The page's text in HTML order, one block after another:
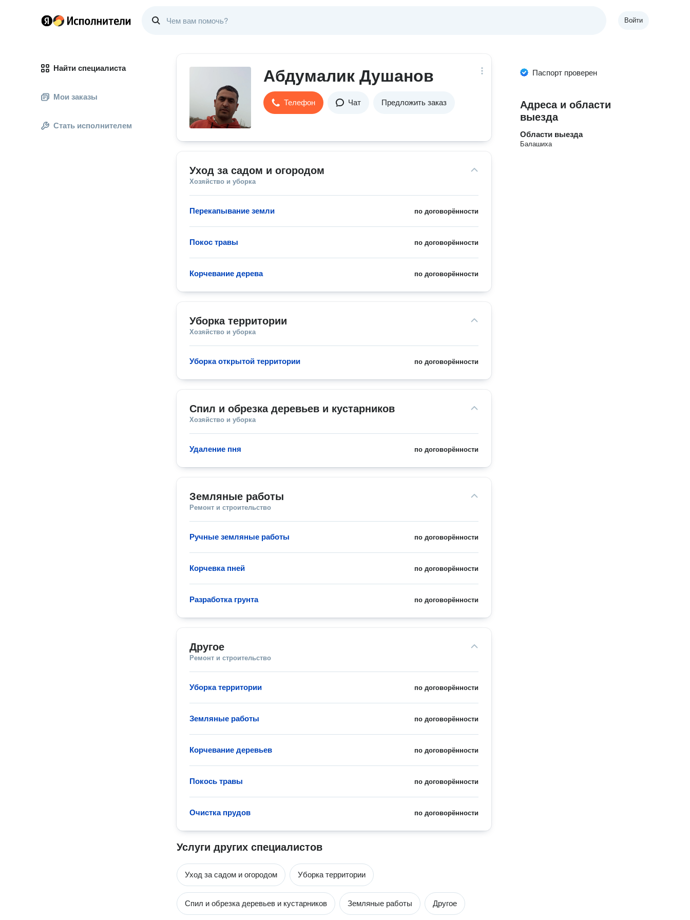
Войти
Найти специалиста
Мои заказы
Стать исполнителем
Абдумалик Душанов
Телефон Чат Предложить заказ
Уход за садом и огородом
Хозяйство и уборка
по договорённости
Перекапывание земли
по договорённости
Покос травы
по договорённости
Корчевание дерева
Уборка территории
Хозяйство и уборка
по договорённости
Уборка открытой территории
Спил и обрезка деревьев и кустарников
Хозяйство и уборка
по договорённости
Удаление пня
Земляные работы
Ремонт и строительство
по договорённости
Ручные земляные работы
по договорённости
Корчевка пней
по договорённости
Разработка грунта
Другое
Ремонт и строительство
по договорённости
Уборка территории
по договорённости
Земляные работы
по договорённости
Корчевание деревьев
по договорённости
Покось травы
по договорённости
Очистка прудов
Услуги других специалистов
Уход за садом и огородом Уборка территории
Спил и обрезка деревьев и кустарников Земляные работы Другое
Паспорт проверен
Адреса и области
выезда
Области выезда
Балашиха